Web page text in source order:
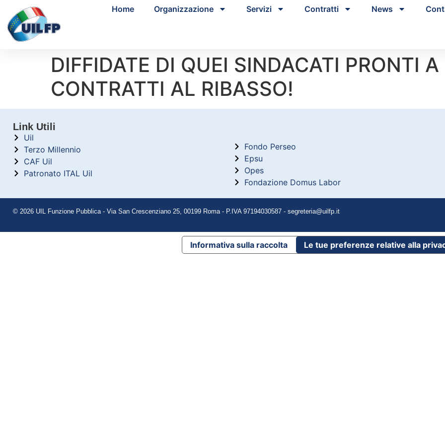
Home Organizzazione Servizi Contratti News
DIFFIDATE DI QUEI SINDACATI PRONTI A
CONTRATTI AL RIBASSO!
Link Utili
Uil
Terzo Millennio
CAF Uil
Patronato ITAL Uil
Fondo Perseo
Epsu
Opes
Fondazione Domus Labor
© 2026 UIL Funzione Pubblica - Via San Crescenziano 25, 00199 Roma - P.IVA 97194030587 - segreteria@uilfp.it
Informativa sulla raccolta Le tue preferenze relative alla